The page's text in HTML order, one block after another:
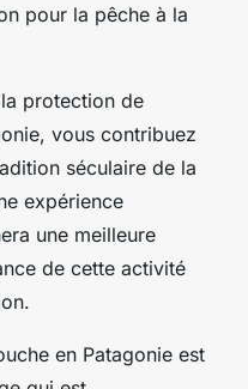
pour la pêche à la
protection de
vous contribuez
séculaire de la
expérience
une meilleure
de cette activité
en Patagonie est